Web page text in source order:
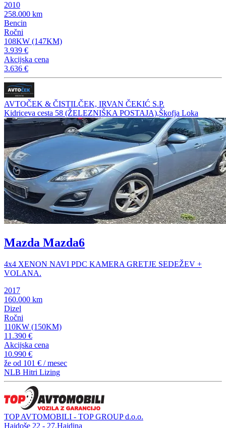
2010
258.000 km
Bencin
Ročni
108KW (147KM)
3.939 €
Akcijska cena
3.636 €
AVTOČEK & ČISTILČEK, IRVAN ČEKIĆ S.P.
Kidriceva cesta 58 (ŽELEZNIŠKA POSTAJA),Škofja Loka
Mazda Mazda6
4x4 XENON NAVI PDC KAMERA GRETJE SEDEŽEV +
VOLANA.
2017
160.000 km
Dizel
Ročni
110KW (150KM)
11.390 €
Akcijska cena
10.990 €
že od 101 € / mesec
NLB Hitri Lizing
TOP AVTOMOBILI - TOP GROUP d.o.o.
Hajdoše 22 - 27,Hajdina